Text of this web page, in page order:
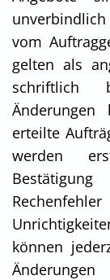
vom
gelten als
schriftlich
erteilte
werden
können